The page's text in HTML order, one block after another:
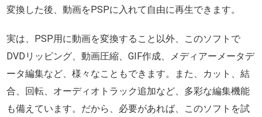
変換した後、動画をPSPに入れて自由に再生できます。
実は、PSP用に動画を変換すること以外、このソフトで
DVDリッピング、動画圧縮、GIF作成、メディアーメータデ
ータ編集など、様々なこともできます。また、カット、結
合、回転、オーディオトラック追加など、多彩な編集機能
も備えています。だから、必要があれば、このソフトを試